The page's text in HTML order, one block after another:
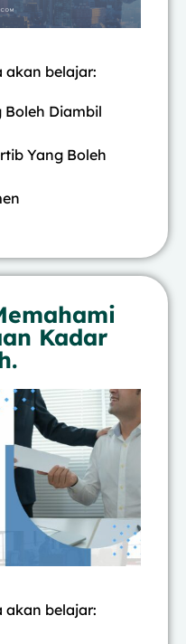
akan belajar:
Boleh Diambil
Yang Boleh
Kadar
akan belajar: